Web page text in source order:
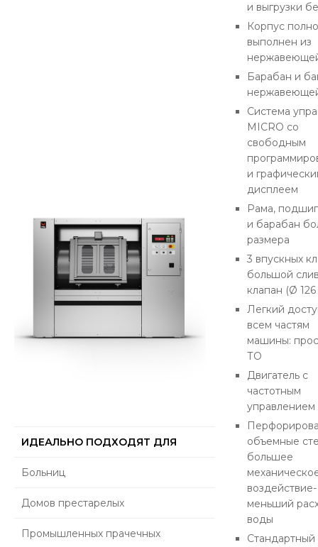
ИДЕАЛЬНО ПОДХОДЯТ ДЛЯ
Больниц
Домов престарелых
Промышленных прачечных
и выгрузки
Корпус
выполнен из
Барабан и
Система
MICRO со
свободным
и
дисплеем
Рама,
и барабан
размера
3 впускных
большой
клапан (Ø
Легкий
всем частям
машины:
ТО
Двигатель с
частотным
управлением
объемные
большее
воздействие-
меньший
воды
Стандартный